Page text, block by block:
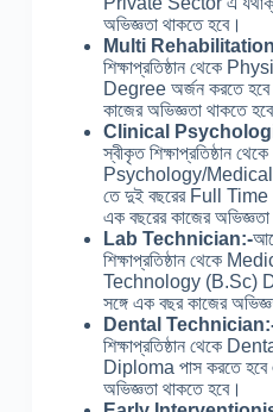
অভিজ্ঞতা থাকতে হবে।
Multi
শিক্ষাপ্রতিষ্ঠান থেকে
Degree অর্জন করতে
কাজের অভিজ্ঞতা থাকতে
Clinical
স্বীকৃত শিক্ষাপ্রতিষ্ঠান
Psychology/
তে দুই বছরের Full Time
এক বছরের কাজের অভিজ্ঞতা
Lab Technician:-
শিক্ষাপ্রতিষ্ঠান থেকে
Technology (B.Sc)
সঙ্গে এক বছর কাজের
Dental
শিক্ষাপ্রতিষ্ঠান থেকে
Diploma পাস করতে হবে
অভিজ্ঞতা থাকতে হবে।